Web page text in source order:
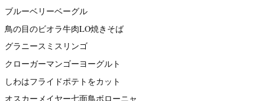
ブルーベリーベーグル
鳥の目のビオラ牛肉LO焼きそば
グラニースミスリンゴ
クローガーマンゴーヨーグルト
しわはフライドポテトをカット
オスカーメイヤー七面鳥ボローニャ